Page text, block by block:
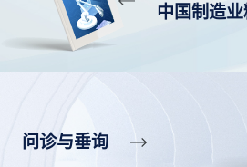
中国制造
问诊与垂询